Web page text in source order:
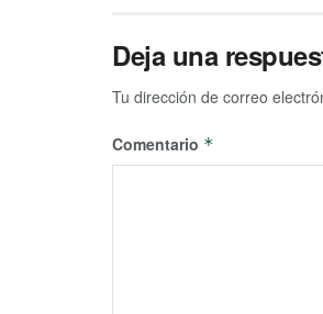
Deja una
Tu dirección de correo
Comentario *